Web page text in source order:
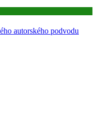
autorského podvodu